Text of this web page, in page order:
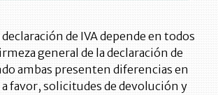
de IVA depende en todos
general de la declaración de
ambas presenten diferencias en
a favor, solicitudes de devolución y